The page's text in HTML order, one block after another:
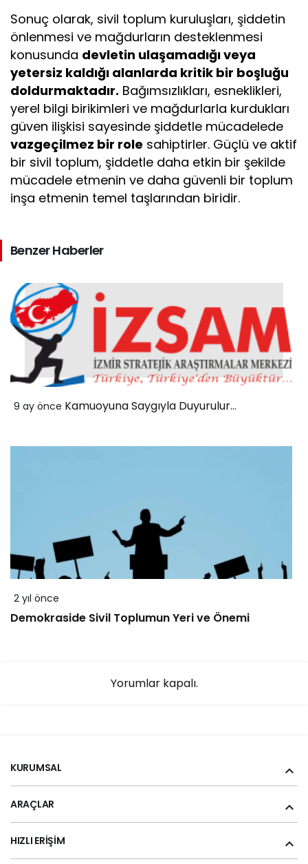
Sonuç olarak, sivil toplum kuruluşları, şiddetin
önlenmesi ve mağdurların desteklenmesi
konusunda devletin ulaşamadığı veya
yetersiz kaldığı alanlarda kritik bir boşluğu
doldurmaktadır. Bağımsızlıkları, esneklikleri,
yerel bilgi birikimleri ve mağdurlarla kurdukları
güven ilişkisi sayesinde şiddetle mücadelede
vazgeçilmez bir role sahiptirler. Güçlü ve aktif
bir sivil toplum, şiddetle daha etkin bir şekilde
mücadele etmenin ve daha güvenli bir toplum
inşa etmenin temel taşlarından biridir.
Benzer Haberler
9 ay önce Kamuoyuna Saygıyla Duyurulur…
2 yıl önce
Demokraside Sivil Toplumun Yeri ve Önemi
Yorumlar kapalı.
KURUMSAL
ARAÇLAR
HIZLI ERIŞIM